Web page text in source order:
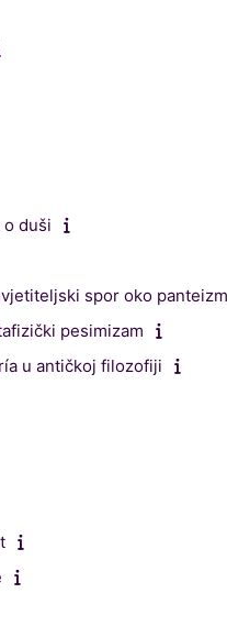
duši
spor oko
pesimizam
u antičkoj filozofiji